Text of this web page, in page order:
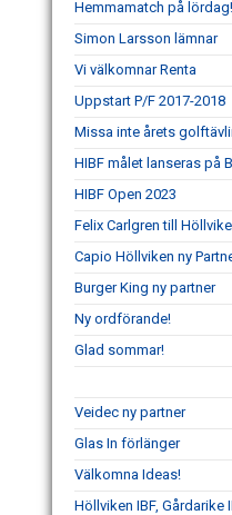
Hemmamatch på lördag!
Simon Larsson lämnar
Vi välkomnar Renta
Uppstart P/F 2017-2018
Missa inte årets
HIBF målet lanseras på
HIBF Open 2023
Felix Carlgren till
Capio Höllviken ny
Burger King ny partner
Ny ordförande!
Glad sommar!
Veidec ny partner
Glas In förlänger
Välkomna Ideas!
Höllviken IBF,